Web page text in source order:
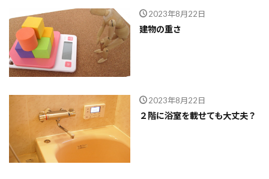
2023年8月22日
建物の重さ
2023年8月22日
２階に浴室を載せても大丈夫？